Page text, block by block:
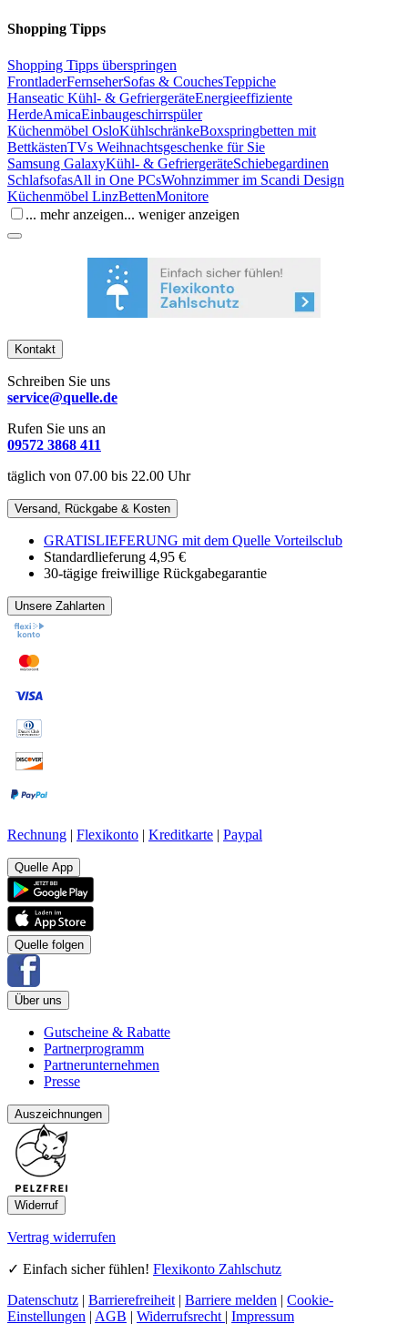
Shopping Tipps
Shopping Tipps überspringen
FrontladerFernseherSofas & CouchesTeppiche
Hanseatic Kühl- & GefriergeräteEnergieeffiziente
HerdeAmicaEinbaugeschirrspüler
Küchenmöbel OsloKühlschränkeBoxspringbetten mit
BettkästenTVs Weihnachtsgeschenke für Sie
Samsung GalaxyKühl- & GefriergeräteSchiebegardinen
SchlafsofasAll in One PCsWohnzimmer im Scandi Design
Küchenmöbel LinzBettenMonitore
... mehr anzeigen... weniger anzeigen
Kontakt
Schreiben Sie uns
service@quelle.de
Rufen Sie uns an
09572 3868 411
täglich von 07.00 bis 22.00 Uhr
Versand, Rückgabe & Kosten
GRATISLIEFERUNG mit dem Quelle Vorteilsclub
Standardlieferung 4,95 €
30-tägige freiwillige Rückgabegarantie
Unsere Zahlarten
Rechnung | Flexikonto | Kreditkarte | Paypal
Quelle App
Quelle folgen
Über uns
Gutscheine & Rabatte
Partnerprogramm
Partnerunternehmen
Presse
Auszeichnungen
Widerruf
Vertrag widerrufen
✓ Einfach sicher fühlen! Flexikonto Zahlschutz
Datenschutz | Barrierefreiheit | Barriere melden | Cookie-
Einstellungen | AGB | Widerrufsrecht | Impressum